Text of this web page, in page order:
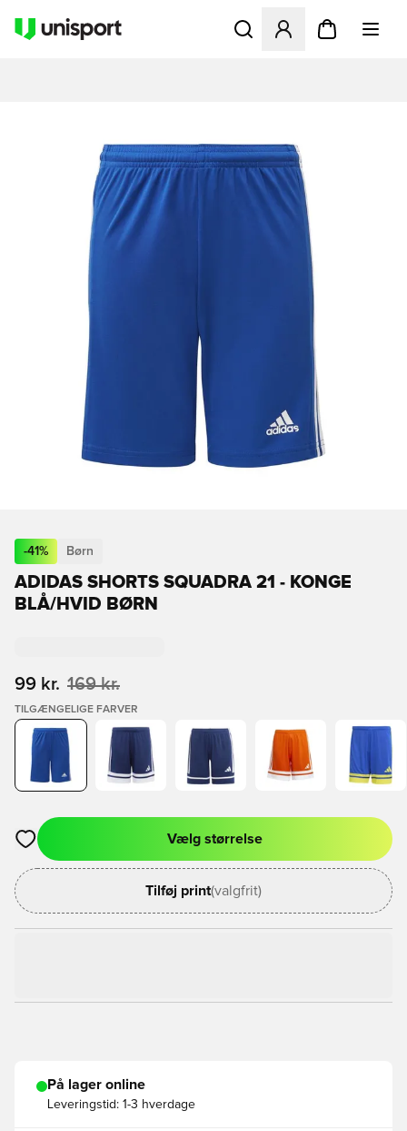
Åbner en Modal til at
-41% Børn
ADIDAS SHORTS SQUADRA 21 - KONGE
BLÅ/HVID BØRN
99 kr. 169 kr.
TILGÆNGELIGE FARVER
Åbner en Modal til at logge ind eller tilmelde dig som medlem
Vælg størrelse
Tilføj print(valgfrit)
På lager online
Leveringstid: 1-3 hverdage